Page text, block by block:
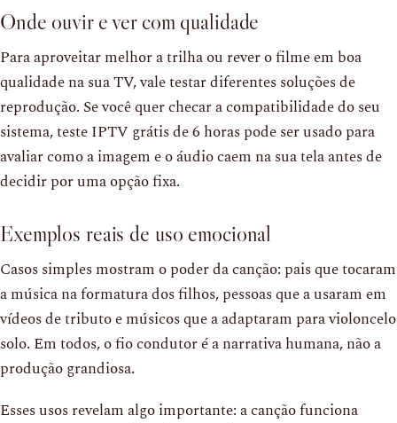
Onde ouvir e ver com qualidade
Para aproveitar melhor a trilha ou rever o filme em boa
qualidade na sua TV, vale testar diferentes soluções de
reprodução. Se você quer checar a compatibilidade do seu
sistema, teste IPTV grátis de 6 horas pode ser usado para
avaliar como a imagem e o áudio caem na sua tela antes de
decidir por uma opção fixa.
Exemplos reais de uso emocional
Casos simples mostram o poder da canção: pais que tocaram
a música na formatura dos filhos, pessoas que a usaram em
vídeos de tributo e músicos que a adaptaram para violoncelo
solo. Em todos, o fio condutor é a narrativa humana, não a
produção grandiosa.
Esses usos revelam algo importante: a canção funciona